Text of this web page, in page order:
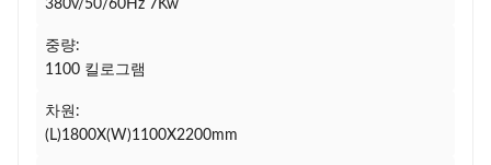
380v/50/60Hz 7Kw
중량:
1100 킬로그램
차원:
(L)1800X(W)1100X2200mm